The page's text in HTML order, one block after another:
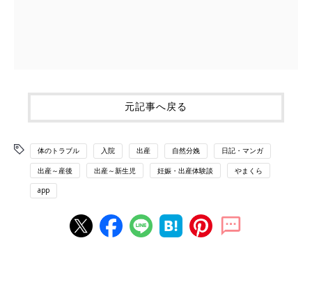
元記事へ戻る
体のトラブル 入院 出産 自然分娩 日記・マンガ
出産～産後 出産～新生児 妊娠・出産体験談 やまくら
app